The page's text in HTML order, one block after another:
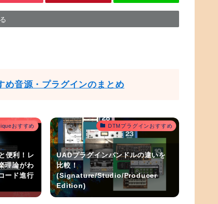
め音源・プラグインのまとめ
おすすめ
便利！レ
理論がわ
ード進行
DTMプラグインおすすめ
UADプラグインバンドルの違いを
比較！
(Signature/Studio/Producer
Edition)